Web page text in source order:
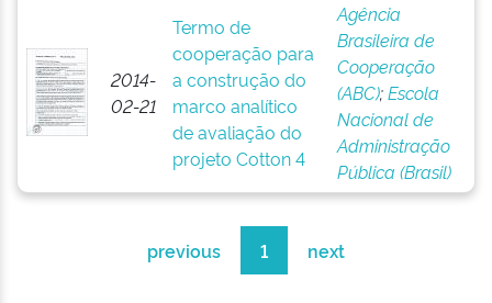
2014-
02-21
Termo de
cooperação para
a construção do
marco analítico
de avaliação do
projeto Cotton 4
Agência
Brasileira de
Cooperação
(ABC);Escola
Nacional de
Administração
Pública (Brasil)
previous 1 next